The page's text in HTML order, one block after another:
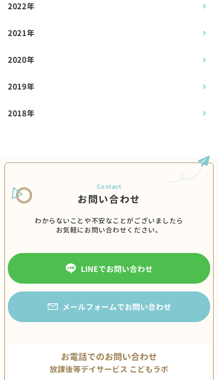
2022年
2021年
2020年
2019年
2018年
お問い合わせ
わからないことや不安なことがございましたら
お気軽にお問い合わせください。
LINEでお問い合わせ
メールフォームでお問い合わせ
お電話でのお問い合わせ
放課後等デイサービス こどもラボ